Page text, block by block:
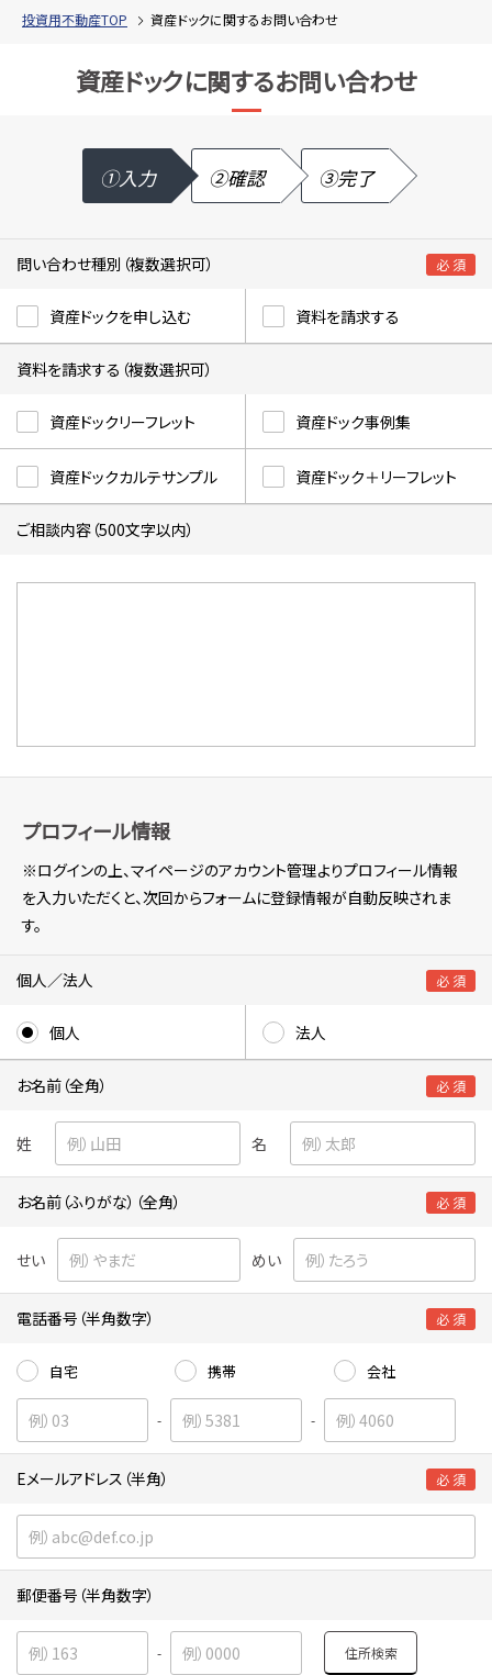
投資用不動産TOP 資産ドックに関するお問い合わせ
資産ドックに関するお問い合わせ
①入力 ②確認 ③完了
問い合わせ種別（複数選択可） 必 須
資産ドックを申し込む 資料を請求する
資料を請求する（複数選択可）
資産ドックリーフレット 資産ドック事例集
資産ドックカルテサンプル 資産ドック＋リーフレット
ご相談内容（500文字以内）
プロフィール情報
※ログインの上、マイページのアカウント管理よりプロフィール情報
を入力いただくと、次回からフォームに登録情報が自動反映されま
す。
個人／法人 必 須
個人 法人
お名前（全角） 必 須
姓 名
お名前（ふりがな）（全角） 必 須
せい めい
電話番号（半角数字） 必 須
自宅 携帯 会社
- -
Eメールアドレス（半角） 必 須
郵便番号（半角数字）
- 住所検索